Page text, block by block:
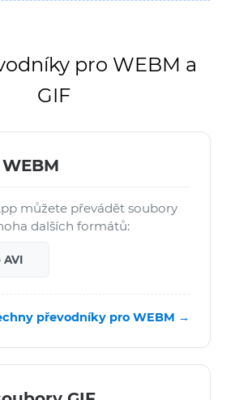
pro WEBM a
GIF
můžete převádět soubory
dalších formátů:
AVI
převodníky pro WEBM →